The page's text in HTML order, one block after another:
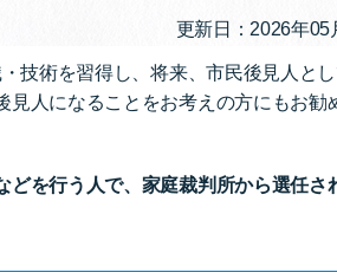
更新日：2026年05
技術を習得し、将来、市民後見人と
人になることをお考えの方にもお勧
を行う人で、家庭裁判所から選任さ